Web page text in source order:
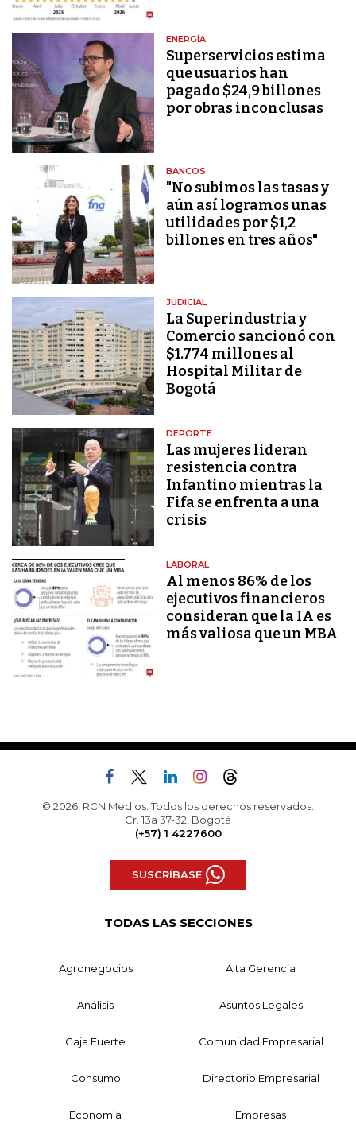
ENERGÍA
Superservicios estima
que usuarios han
pagado $24,9 billones
por obras inconclusas
BANCOS
"No subimos las tasas y
aún así logramos unas
utilidades por $1,2
billones en tres años"
JUDICIAL
La Superindustria y
Comercio sancionó con
$1.774 millones al
Hospital Militar de
Bogotá
DEPORTE
Las mujeres lideran
resistencia contra
Infantino mientras la
Fifa se enfrenta a una
crisis
LABORAL
Al menos 86% de los
ejecutivos financieros
consideran que la IA es
más valiosa que un MBA
© 2026, RCN Medios. Todos los derechos reservados.
Cr. 13a 37-32, Bogotá
(+57) 1 4227600
SUSCRÍBASE
TODAS LAS SECCIONES
Agronegocios Alta Gerencia
Análisis Asuntos Legales
Caja Fuerte Comunidad Empresarial
Consumo Directorio Empresarial
Economía Empresas